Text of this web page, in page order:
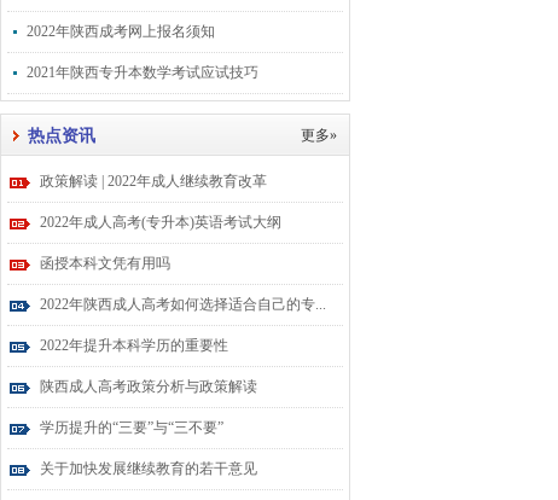
2022年陕西成考网上报名须知
2021年陕西专升本数学考试应试技巧
热点资讯 更多»
政策解读 | 2022年成人继续教育改革
2022年成人高考(专升本)英语考试大纲
函授本科文凭有用吗
2022年陕西成人高考如何选择适合自己的专...
2022年提升本科学历的重要性
陕西成人高考政策分析与政策解读
学历提升的“三要”与“三不要”
关于加快发展继续教育的若干意见